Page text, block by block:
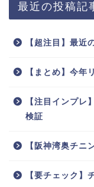
最近の投稿記
【超注目】最近
【まとめ】今年
【注目インプレ
検証
【阪神湾奥チ
【要チェック】